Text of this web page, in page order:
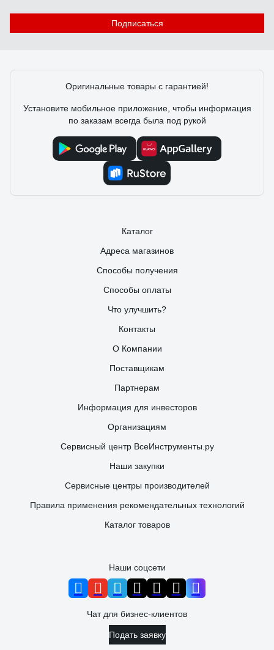
Подписаться
Оригинальные товары с гарантией!
Установите мобильное приложение, чтобы информация
по заказам всегда была под рукой
Каталог
Адреса магазинов
Способы получения
Способы оплаты
Что улучшить?
Контакты
О Компании
Поставщикам
Партнерам
Информация для инвесторов
Организациям
Сервисный центр ВсеИнструменты.ру
Наши закупки
Сервисные центры производителей
Правила применения рекомендательных технологий
Каталог товаров
Наши соцсети
Чат для бизнес-клиентов
Подать заявку